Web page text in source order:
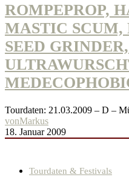
ROMPEPROP,
MASTIC SCUM,
SEED
Tourdaten: 21.03.2009 – D –
vonMarkus
18. Januar 2009
Tourdaten & Festivals